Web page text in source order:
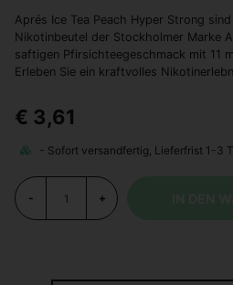
Aprés Ice Tea Peach Hyper Strong
Nikotinbeutel der Stockholmer Marke
saftigen Pfirsichteegeschmack mit 11
Erleben Sie ein kraftvolles
€ 3,61
- +